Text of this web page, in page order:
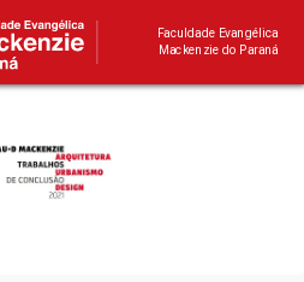
Faculdade Evangélica
Mackenzie do Paraná